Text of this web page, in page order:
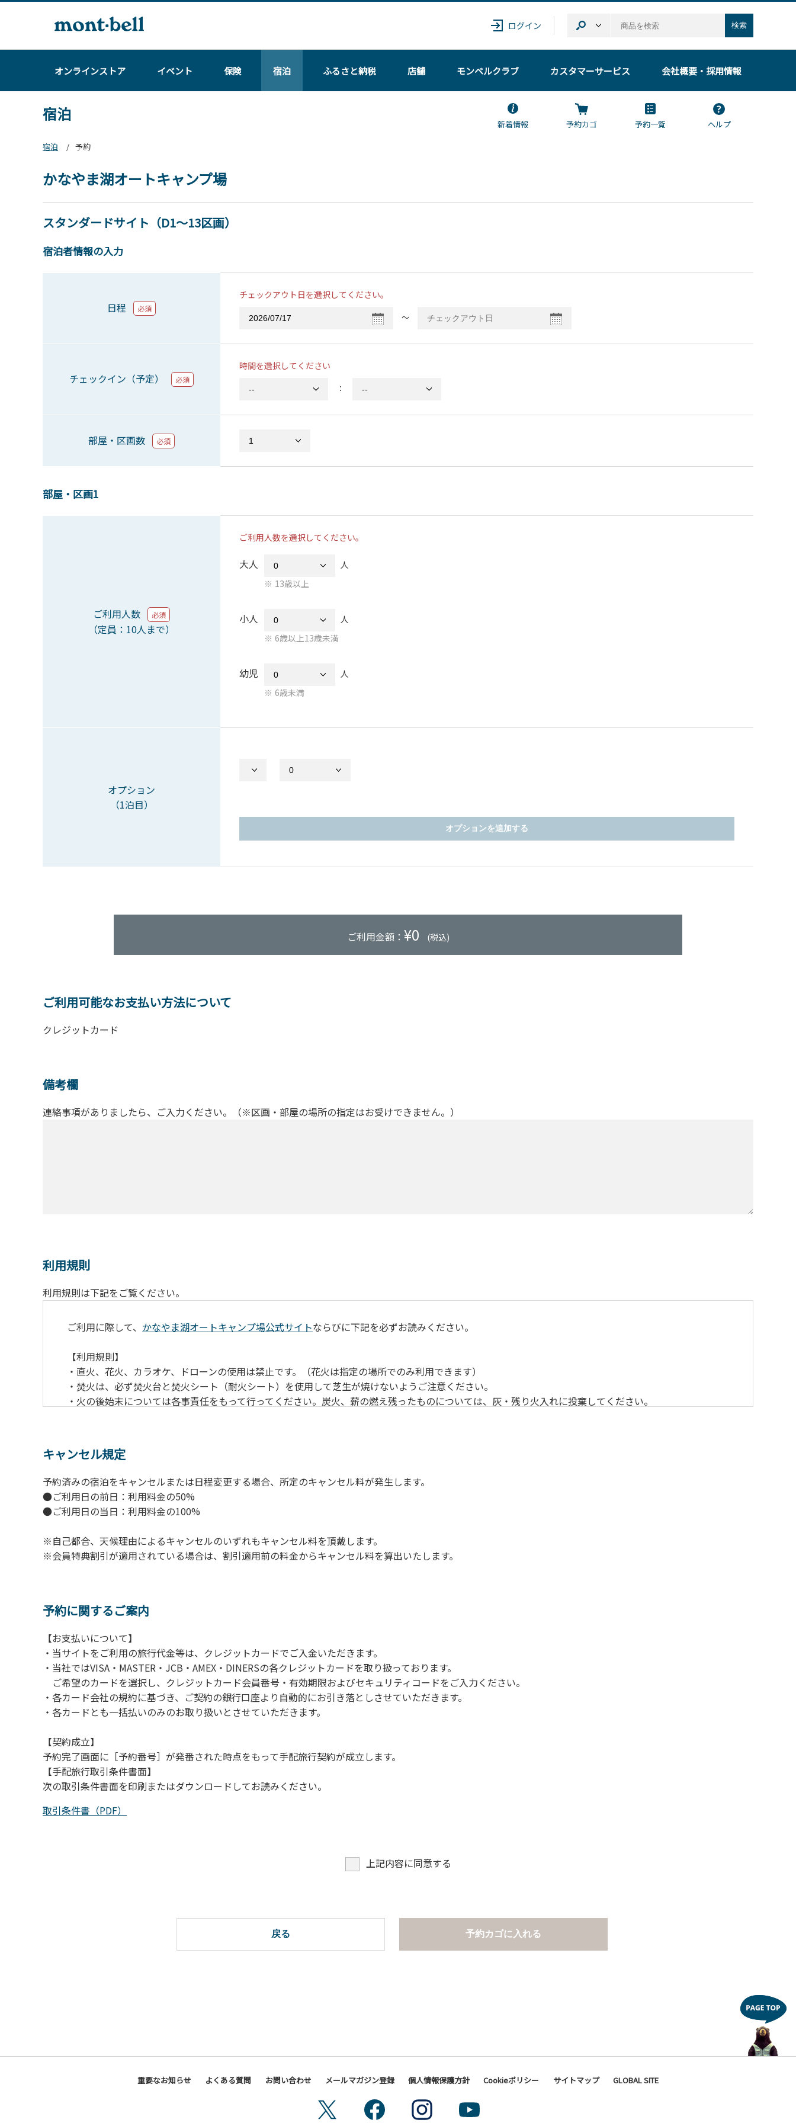
ログイン 検索
オンラインストア イベント 保険 宿泊 ふるさと納税 店舗 モンベルクラブ カスタマーサービス 会社概要・採用情報
宿泊
新着情報 予約カゴ 予約一覧
ヘルプ
宿泊
予約
かなやま湖オートキャンプ場
スタンダードサイト（D1～13区画）
宿泊者情報の入力
日程 必須
チェックアウト日を選択してください。
〜
チェックイン（予定） 必須
時間を選択してください
：
部屋・区画数 必須
部屋・区画1
ご利用人数 必須
（定員：10人まで）
ご利用人数を選択してください。
大人
人
13歳以上
小人
人
6歳以上13歳未満
幼児
人
6歳未満
オプション
（1泊目）
オプションを追加する
ご利用金額： ¥0 (税込)
ご利用可能なお支払い方法について
クレジットカード
備考欄
連絡事項がありましたら、ご入力ください。（※区画・部屋の場所の指定はお受けできません。）
利用規則
利用規則は下記をご覧ください。
ご利用に際して、 かなやま湖オートキャンプ場公式サイトならびに下記を必ずお読みください。
【利用規則】
・直火、花火、カラオケ、ドローンの使用は禁止です。（花火は指定の場所でのみ利用できます）
・焚火は、必ず焚火台と焚火シート（耐火シート）を使用して芝生が焼けないようご注意ください。
・火の後始末については各事責任をもって行ってください。炭火、薪の燃え残ったものについては、灰・残り火入れに投棄してください。
・キャンプサイトでは、車のエンジンを停止してください。
・場内での制限速度は10㎞/h以下です。
・夜間、早朝はお静かにお過ごしください。周囲に迷惑となるような行為（大声での談笑、ポータブルスピーカー等の使用）はお止めください。
・場内で発生した事故やトラブルにつきましては、利用者の自己管理責任とさせていただきます。
キャンセル規定
予約済みの宿泊をキャンセルまたは日程変更する場合、所定のキャンセル料が発生します。
●ご利用日の前日：利用料金の50%
●ご利用日の当日：利用料金の100%
※自己都合、天候理由によるキャンセルのいずれもキャンセル料を頂戴します。
※会員特典割引が適用されている場合は、割引適用前の料金からキャンセル料を算出いたします。
予約に関するご案内
【お支払いについて】
・当サイトをご利用の旅行代金等は、クレジットカードでご入金いただきます。
・当社ではVISA・MASTER・JCB・AMEX・DINERSの各クレジットカードを取り扱っております。
ご希望のカードを選択し、クレジットカード会員番号・有効期限およびセキュリティコードをご入力ください。
・各カード会社の規約に基づき、ご契約の銀行口座より自動的にお引き落としさせていただきます。
・各カードとも一括払いのみのお取り扱いとさせていただきます。
【契約成立】
予約完了画面に［予約番号］が発番された時点をもって手配旅行契約が成立します。
【手配旅行取引条件書面】
次の取引条件書面を印刷またはダウンロードしてお読みください。
取引条件書（PDF）
上記内容に同意する
戻る 予約カゴに入れる
重要なお知らせ よくある質問 お問い合わせ メールマガジン登録 個人情報保護方針 Cookieポリシー サイトマップ GLOBAL SITE